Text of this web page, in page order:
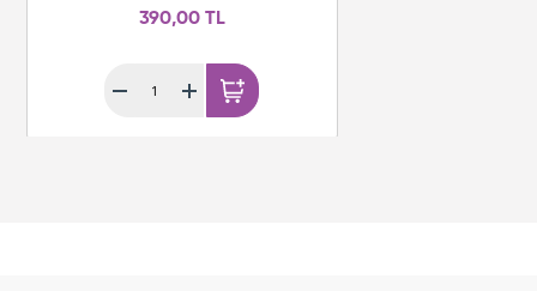
390,00 TL